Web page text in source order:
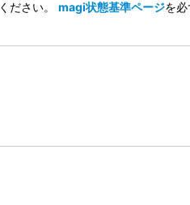
ださい。 magi状態基準ページを